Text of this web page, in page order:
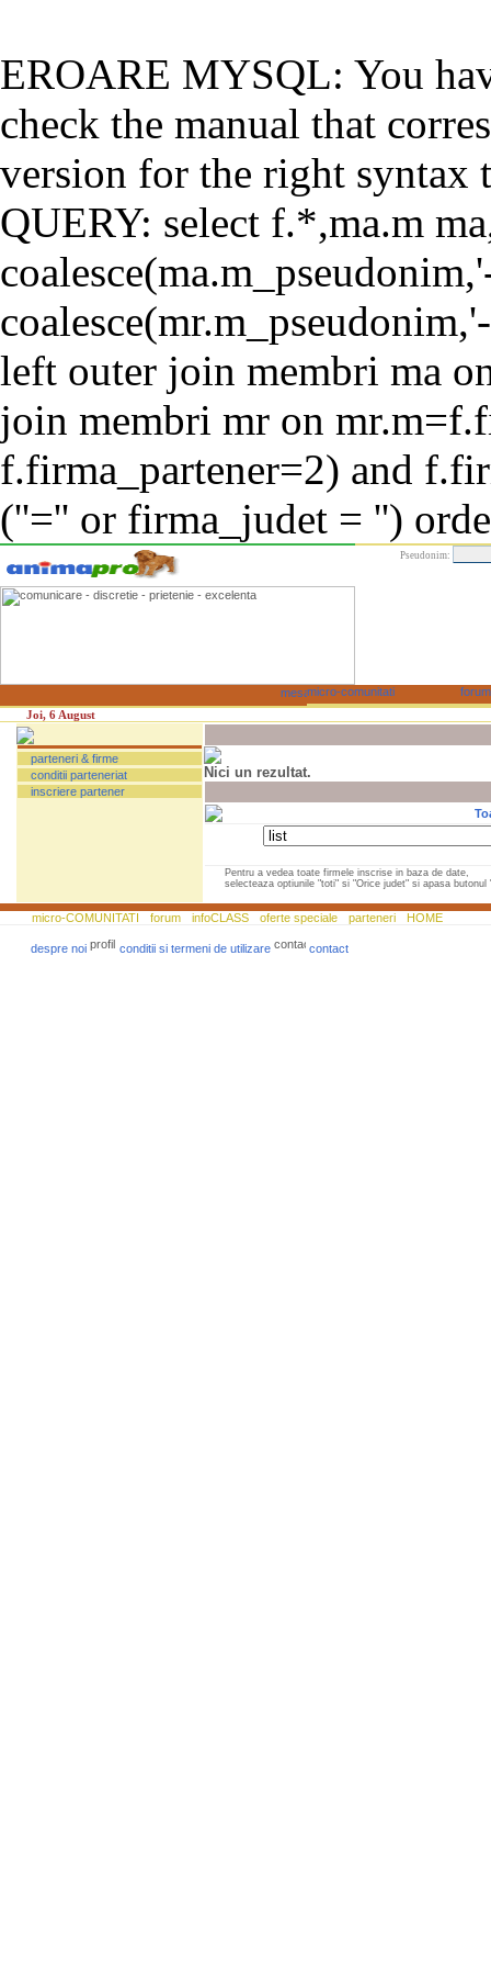
EROARE MYSQL: You
check the manual that
version for the right syntax
QUERY: select f.*,ma.m
left outer join membri ma
join membri mr on
f.firma_partener=2) and
(''='' or firma_judet = '')
Pseudonim:
Joi, 6 August
parteneri & firme
conditii parteneriat
inscriere partener
Nici un rezultat.
Pentru a vedea toate firmele inscrise in baza de date,
selecteaza optiunile "toti" si "Orice judet" si apasa butonul
micro-COMUNITATI forum infoCLASS oferte speciale parteneri HOME
despre noi conditii si termeni de utilizare contact